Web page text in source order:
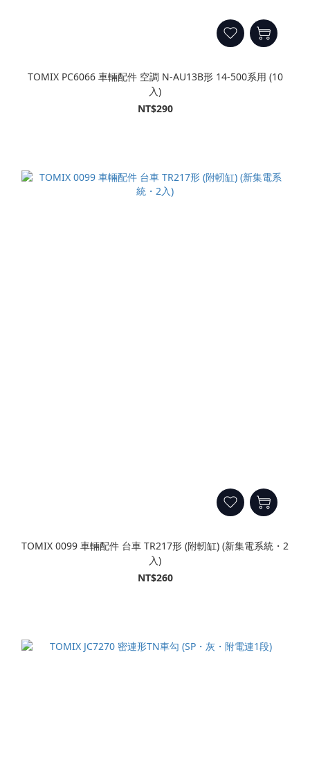
TOMIX PC6066 車輛配件 空調 N-AU13B形 14-500系用 (10
入)
NT$290
TOMIX 0099 車輛配件 台車 TR217形 (附軔缸) (新集電系統・2
入)
NT$260